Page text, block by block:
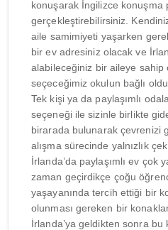
konuşarak İngilizce konuşma
gerçekleştirebilirsiniz.
aile samimiyeti yaşarken
bir ev adresiniz olacak ve
alabileceğiniz bir aileye sahip
seçeceğimiz okulun bağlı
Tek kişi ya da paylaşımlı
seçeneği ile sizinle birlikte
birarada bulunarak çevrenizi
alışma sürecinde yalnızlık
İrlanda’da paylaşımlı ev çok
zaman geçirdikçe çoğu
yaşayanında tercih ettiği bir
olunması gereken bir
İrlanda’ya geldikten sonra